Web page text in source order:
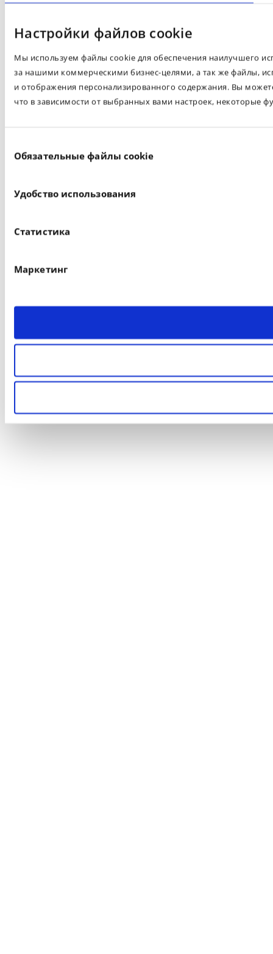
Настройки файлов cookie
Мы используем файлы cookie для обеспечения наилучшего
за нашими коммерческими бизнес-целями, а так же файлы,
и отображения персонализированного содержания. Вы
что в зависимости от выбранных вами настроек, некоторые
согласия
Обязательные файлы cookie
Удобство использования
Статистика
Маркетинг